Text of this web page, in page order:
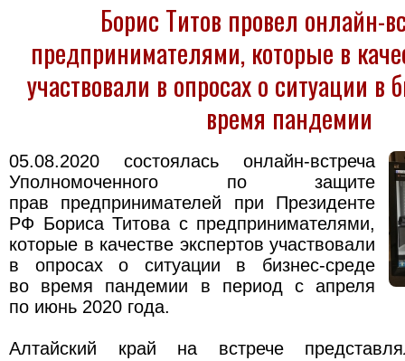
Борис Титов провел онлайн-
предпринимателями, которые в
участвовали в опросах о ситуации в
время пандемии
05.08.2020 состоялась онлайн-встреча
Уполномоченного по защите
прав предпринимателей при Президенте
РФ Бориса Титова с предпринимателями,
которые в качестве экспертов участвовали
в опросах о ситуации в бизнес-среде
во время пандемии в период с апреля
по июнь 2020 года.
Алтайский край на встрече